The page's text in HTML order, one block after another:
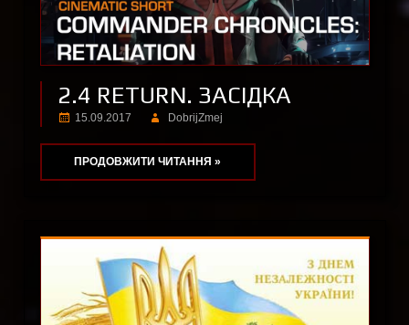
2.4 RETURN. ЗАСІДКА
15.09.2017 DobrijZmej
ПРОДОВЖИТИ ЧИТАННЯ »